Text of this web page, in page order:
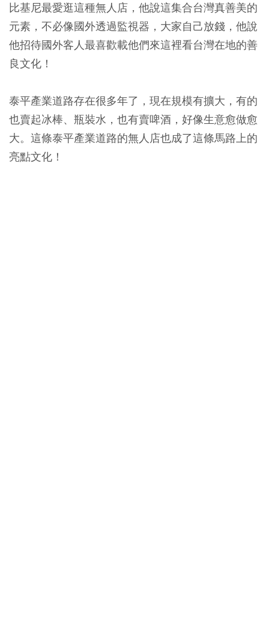
比基尼最愛逛這種無人店，他說這集合台灣真善美的
元素，不必像國外透過監視器，大家自己放錢，他說
他招待國外客人最喜歡載他們來這裡看台灣在地的善
良文化！
泰平產業道路存在很多年了，現在規模有擴大，有的
也賣起冰棒、瓶裝水，也有賣啤酒，好像生意愈做愈
大。這條泰平產業道路的無人店也成了這條馬路上的
亮點文化！